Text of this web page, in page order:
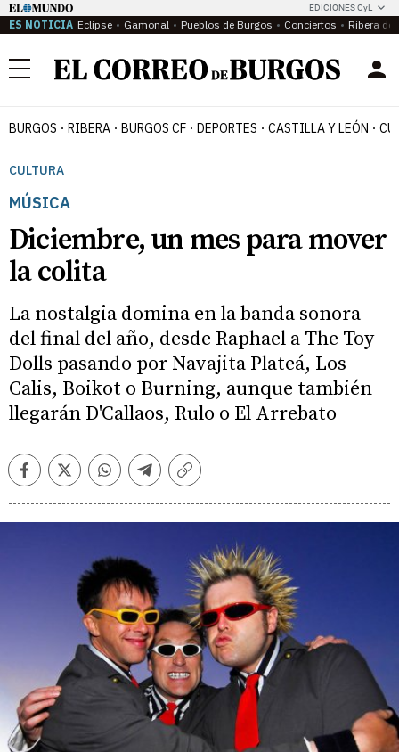
EDICIONES CyL
ES NOTICIA Eclipse Gamonal Pueblos de Burgos Conciertos Ribera del
Menú
BURGOS RIBERA BURGOS CF DEPORTES CASTILLA Y LEÓN
CULTURA
MÚSICA
Diciembre, un mes para mover
la colita
La nostalgia domina en la banda sonora
del final del año, desde Raphael a The Toy
Dolls pasando por Navajita Plateá, Los
Calis, Boikot o Burning, aunque también
llegarán D'Callaos, Rulo o El Arrebato
FacebookTwitterWhatsappTelegramCopiar